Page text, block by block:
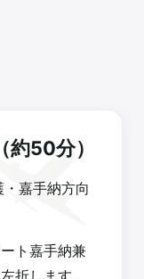
50分）
嘉手納方向
ト嘉手納兼
折します。